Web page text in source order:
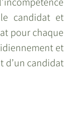
candidat et
pour chaque
et
d’un candidat